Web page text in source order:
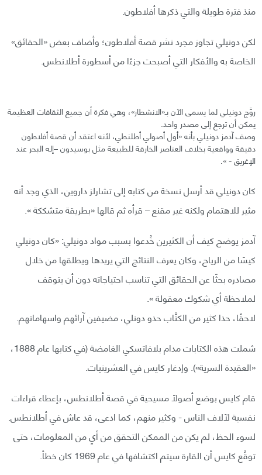
منذ فترة طويلة والتي ذكرها أفلاطون.
لكن دونيلي تجاوز مجرد نشر قصة أفلاطون؛ وأضاف بعض «الحقائق»
الخاصة به والأفكار التي أصبحت جزءًا من أسطورة أطلانطس.
روَّج دونيلي لما يسمى الآن بـ«الانشطار»، وهي فكرة أن جميع الثقافات العظيمة
يمكن أن ترجع إلى مصدر واحد.
وصف آدمز دونيلي بأنه «أول أصولي أطلنطي، لأنه اعتقد أن قصة أفلاطون
دقيقة وواقعية بخلاف العناصر الخارقة للطبيعة مثل بوسيدون –إله البحر عند
الإغريق - ».
كان دونيلي قد أرسل نسخة من كتابه إلى تشارلز داروين، الذي وجد أنه
مثير للاهتمام ولكنه غير مقنع – قرأه ثم قالها «بطريقة متشككة ».
آدمز يوضح كيف أن الكثيرين خُدعوا بسبب مواد دونيلي: «كان دونيلي
كيسًا من الرياح، وكان يعرف النتائج التي يريدها ويطلقها من خلال
مصادره بحثًا عن الحقائق التي تناسب احتياجاته دون أن يتوقف
لملاحظة أي شكوك معقولة ».
لاحقًا، حذا كثير من الكتَّاب حذو دونلي، مضيفين آرائهم واسهاماتهم.
شملت هذه الكتابات مدام بلافاتسكي الغامضة (في كتابها عام 1888،
«العقيدة السرية»). وإدغار كايس في العشرينيات.
قام كايس بوضع أصولًا مسيحية في قصة أطلانطس، بإعطاء قراءات
نفسية لآلاف الناس - وكثير منهم، كما ادعى، قد عاش في أطلانطس.
لسوء الحظ، لم يكن من الممكن التحقق من أيٍ من المعلومات، حتى
توقُع كايس أن القارة سيتم اكتشافها في عام 1969 كان خطأ.